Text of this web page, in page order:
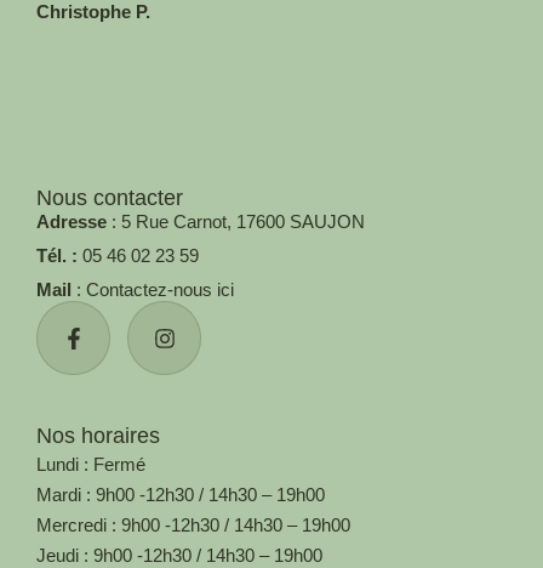
Christophe P.
Nous contacter
Adresse : 5 Rue Carnot, 17600 SAUJON
Tél. : 05 46 02 23 59
Mail : Contactez-nous ici
Nos horaires
Lundi : Fermé
Mardi : 9h00 -12h30 / 14h30 – 19h00
Mercredi : 9h00 -12h30 / 14h30 – 19h00
Jeudi : 9h00 -12h30 / 14h30 – 19h00